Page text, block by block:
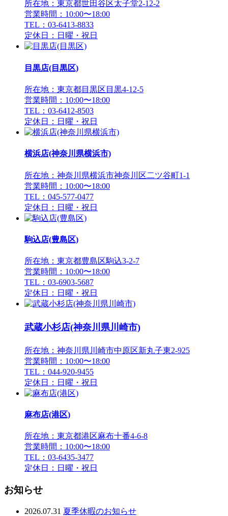
所在地：東京都世田谷区太子堂2-12-2
営業時間：10:00〜18:00
TEL：03-6413-8833
定休日：日曜・祝日
目黒店(目黒区)
所在地：東京都目黒区目黒4-12-5
営業時間：10:00〜18:00
TEL：03-6412-8503
定休日：日曜・祝日
横浜店(神奈川県横浜市)
所在地：神奈川県横浜市神奈川区二ツ谷町1-1
営業時間：10:00〜18:00
TEL：045-577-0477
定休日：日曜・祝日
駒込店(豊島区)
所在地：東京都豊島区駒込3-2-7
営業時間：10:00〜18:00
TEL：03-6903-5687
定休日：日曜・祝日
武蔵小杉店(神奈川県川崎市)
所在地：神奈川県川崎市中原区新丸子東2-925
営業時間：10:00〜18:00
TEL：044-920-9455
定休日：日曜・祝日
麻布店(港区)
所在地：東京都港区麻布十番4-6-8
営業時間：10:00〜18:00
TEL：03-6435-3477
定休日：日曜・祝日
お知らせ
2026.07.31 夏季休暇のお知らせ